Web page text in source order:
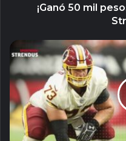
¡Ganó 50 mil
¡Con
Virtuals
de
Strendus
no
extrañarás
el
fútbol